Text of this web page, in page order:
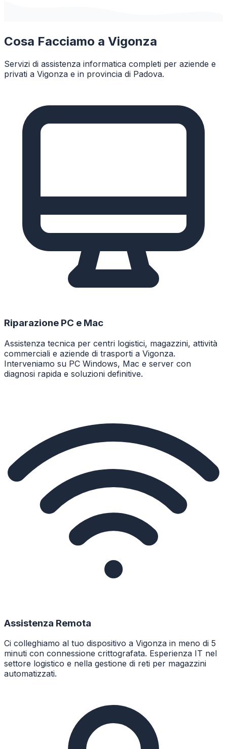
Cosa Facciamo a Vigonza
Servizi di assistenza informatica completi per aziende e
privati a Vigonza e in provincia di Padova.
Riparazione PC e Mac
Assistenza tecnica per centri logistici, magazzini, attività
commerciali e aziende di trasporti a Vigonza.
Interveniamo su PC Windows, Mac e server con
diagnosi rapida e soluzioni definitive.
Assistenza Remota
Ci colleghiamo al tuo dispositivo a Vigonza in meno di 5
minuti con connessione crittografata. Esperienza IT nel
settore logistico e nella gestione di reti per magazzini
automatizzati.